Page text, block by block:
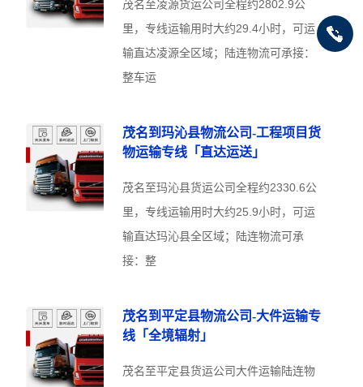
茂名至凌源货运公司全程约2802.9公
里，专线运输用时大约29.4小时，可运
输直达凌源全区域；陆连物流可承接：
整车运
茂名到玛沁县物流公司-工程项目货
物运输专线「直达运送」
茂名至玛沁县货运公司全程约2330.6公
里，专线运输用时大约25.9小时，可运
输直达玛沁县全区域；陆连物流可承
接：整
茂名到平定县物流公司-大件运输专
线「全境辐射」
茂名至平定县货运公司大件运输陆连物